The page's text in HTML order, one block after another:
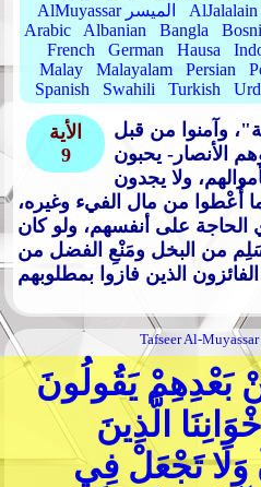
AlMuyassar الميسر
Arabic
Albanian Bangla
French
German Hausa
Malay
Malayalam Persian
Spanish
Swahili Turkish
الأية
9
وآمنوا من قبل
الأنصار- يحبون
ولا يجدون
أُعْطوا من مال الفيء وغيره،
الحاجة على أنفسهم، ولو كان
من البخل ومَنْعِ الفضل من
Tafseer Al-Muyassar
بَعْدِهِمْ يَقُولُونَ
الَّذِينَ
وَلَا تَجْعَلْ فِي